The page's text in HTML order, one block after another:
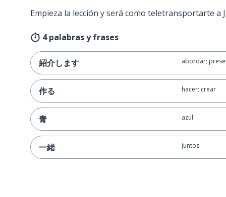
Empieza la lección y será como teletransportarte a
4 palabras y frases
紹介します abordar;
作る hacer; crear
青 azul
一緒 juntos